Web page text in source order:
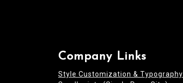
Company Links
Style Customization & Typography